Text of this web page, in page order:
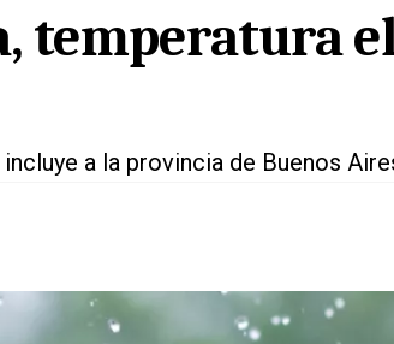
temperatura
a la provincia de Buenos